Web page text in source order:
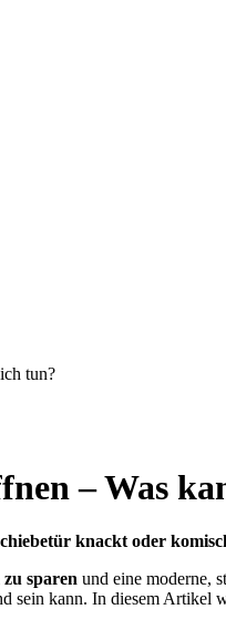
tun?
– Was
knackt oder
sparen und eine moderne,
sein kann. In diesem